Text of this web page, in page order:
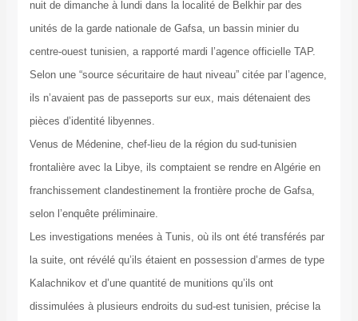
nuit de dimanche à lundi dans la localité de Belkhir par des
unités de la garde nationale de Gafsa, un bassin minier du
centre-ouest tunisien, a rapporté mardi l’agence officielle TAP.
Selon une “source sécuritaire de haut niveau” citée par l’agence,
ils n’avaient pas de passeports sur eux, mais détenaient des
pièces d’identité libyennes.
Venus de Médenine, chef-lieu de la région du sud-tunisien
frontalière avec la Libye, ils comptaient se rendre en Algérie en
franchissement clandestinement la frontière proche de Gafsa,
selon l’enquête préliminaire.
Les investigations menées à Tunis, où ils ont été transférés par
la suite, ont révélé qu’ils étaient en possession d’armes de type
Kalachnikov et d’une quantité de munitions qu’ils ont
dissimulées à plusieurs endroits du sud-est tunisien, précise la